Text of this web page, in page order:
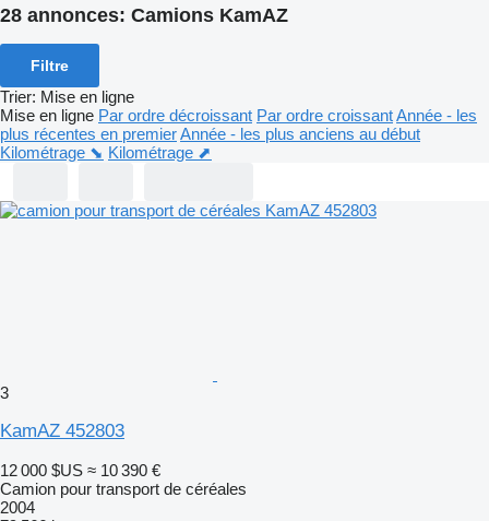
28 annonces: Camions KamAZ
Filtre
Trier: Mise en ligne
Mise en ligne Par ordre décroissant Par ordre croissantAnnée - les
plus récentes en premierAnnée - les plus anciens au début
Kilométrage ⬊ Kilométrage ⬈
3
KamAZ 452803
12 000 $US ≈ 10 390 €
Camion pour transport de céréales
2004